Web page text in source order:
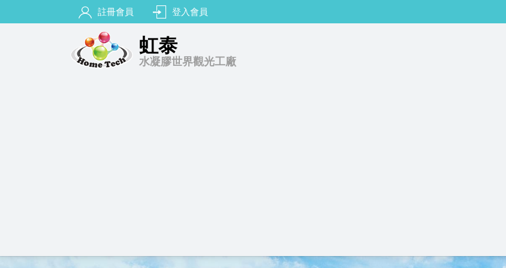
註冊會員 登入會員
虹泰